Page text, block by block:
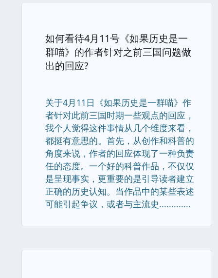
如何看待4月11号《如果历史是一
群喵》的作者针对之前三国问题做
出的回应?
关于4月11日《如果历史是一群喵》作
者针对此前三国时期一些观点的回应，
我个人觉得这件事情从几个维度来看，
都挺有意思的。首先，从创作和科普的
角度来说，作者的回应体现了一种负责
任的态度。一个好的科普作品，不仅仅
是呈现事实，更重要的是引导读者建立
正确的历史认知。当作品中的某些表述
可能引起争议，或者与主流史.............